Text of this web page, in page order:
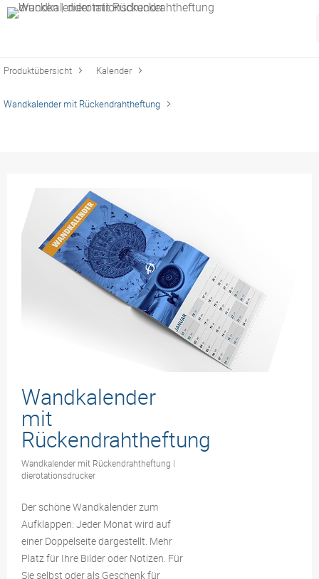
Produktübersicht Kalender
Wandkalender mit Rückendrahtheftung
Wandkalender
mit
Rückendrahtheftung
Wandkalender mit Rückendrahtheftung |
dierotationsdrucker
Der schöne Wandkalender zum
Aufklappen: Jeder Monat wird auf
einer Doppelseite dargestellt. Mehr
Platz für Ihre Bilder oder Notizen. Für
Sie selbst oder als Geschenk für